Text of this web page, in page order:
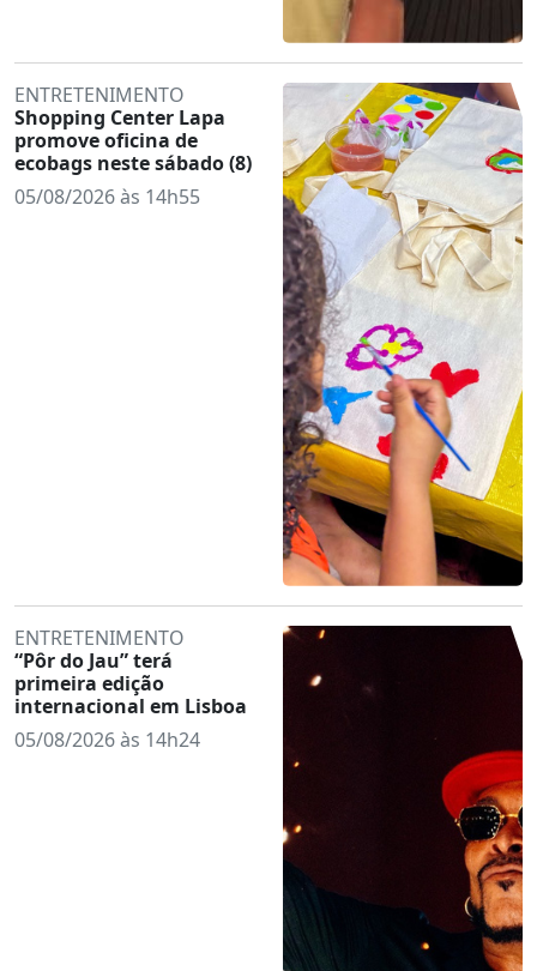
ENTRETENIMENTO
Shopping Center Lapa
promove oficina de
ecobags neste sábado (8)
05/08/2026 às 14h55
ENTRETENIMENTO
“Pôr do Jau” terá
primeira edição
internacional em Lisboa
05/08/2026 às 14h24